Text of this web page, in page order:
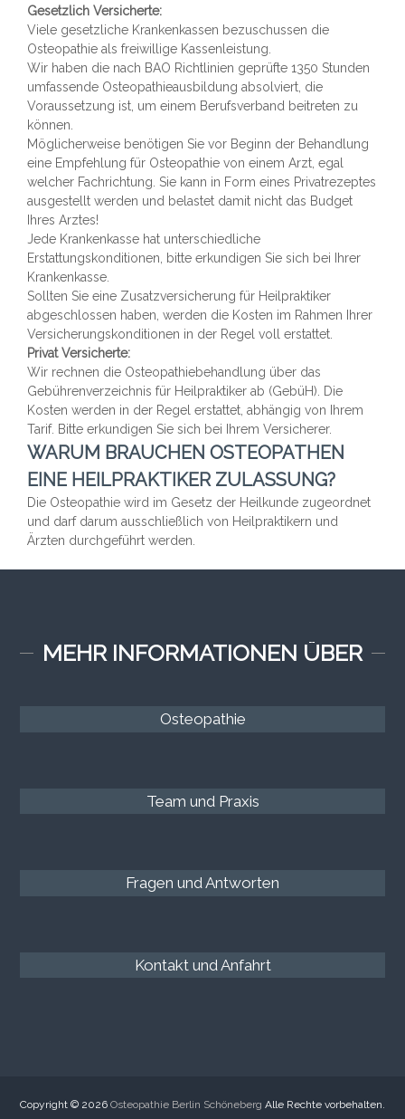
Gesetzlich Versicherte:
Viele gesetzliche Krankenkassen bezuschussen die
Osteopathie als freiwillige Kassenleistung.
Wir haben die nach BAO Richtlinien geprüfte 1350 Stunden
umfassende Osteopathieausbildung absolviert, die
Voraussetzung ist, um einem Berufsverband beitreten zu
können.
Möglicherweise benötigen Sie vor Beginn der Behandlung
eine Empfehlung für Osteopathie von einem Arzt, egal
welcher Fachrichtung. Sie kann in Form eines Privatrezeptes
ausgestellt werden und belastet damit nicht das Budget
Ihres Arztes!
Jede Krankenkasse hat unterschiedliche
Erstattungskonditionen, bitte erkundigen Sie sich bei Ihrer
Krankenkasse.
Sollten Sie eine Zusatzversicherung für Heilpraktiker
abgeschlossen haben, werden die Kosten im Rahmen Ihrer
Versicherungskonditionen in der Regel voll erstattet.
Privat Versicherte:
Wir rechnen die Osteopathiebehandlung über das
Gebührenverzeichnis für Heilpraktiker ab (GebüH). Die
Kosten werden in der Regel erstattet, abhängig von Ihrem
Tarif. Bitte erkundigen Sie sich bei Ihrem Versicherer.
WARUM BRAUCHEN OSTEOPATHEN
EINE HEILPRAKTIKER ZULASSUNG?
Die Osteopathie wird im Gesetz der Heilkunde zugeordnet
und darf darum ausschließlich von Heilpraktikern und
Ärzten durchgeführt werden.
MEHR INFORMATIONEN ÜBER
Osteopathie
Team und Praxis
Fragen und Antworten
Kontakt und Anfahrt
Copyright © 2026 Osteopathie Berlin Schöneberg Alle Rechte vorbehalten.